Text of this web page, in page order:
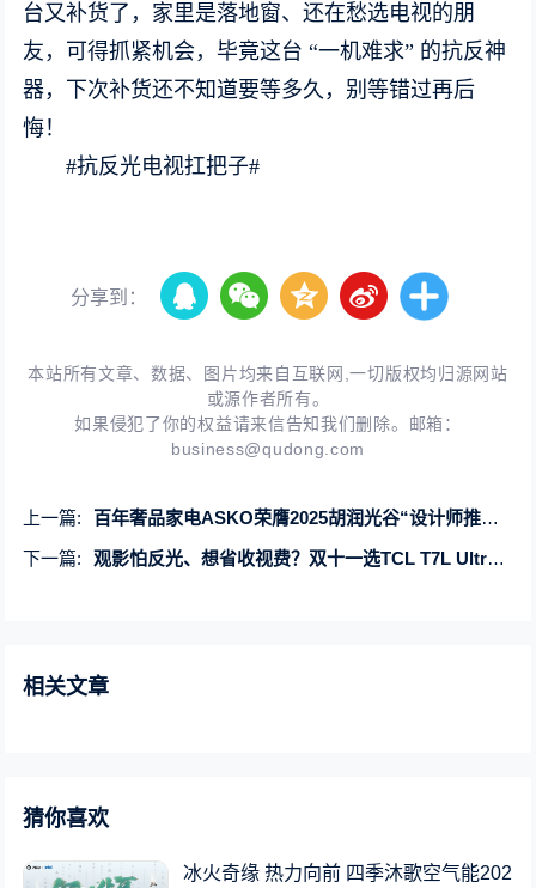
台又补货了，家里是落地窗、还在愁选电视的朋
友，可得抓紧机会，毕竟这台 “一机难求” 的抗反神
器，下次补货还不知道要等多久，别等错过再后
悔！
#抗反光电视扛把子#
分享到：
本站所有文章、数据、图片均来自互联网,一切版权均归源网站
或源作者所有。
如果侵犯了你的权益请来信告知我们删除。邮箱：
business@qudong.com
上一篇:
百年奢品家电ASKO荣膺2025胡润光谷“设计师推荐品牌” 以北欧设计引领新风尚
下一篇:
观影怕反光、想省收视费？双十一选TCL T7L Ultra准没错
相关文章
猜你喜欢
冰火奇缘 热力向前 四季沐歌空气能202